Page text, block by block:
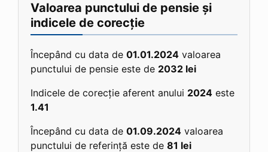
Valoarea punctului de pensie și
indicele de corecție
Începând cu data de 01.01.2024 valoarea
punctului de pensie este de 2032 lei
Indicele de corecție aferent anului 2024 este
1.41
Începând cu data de 01.09.2024 valoarea
punctului de referință este de 81 lei